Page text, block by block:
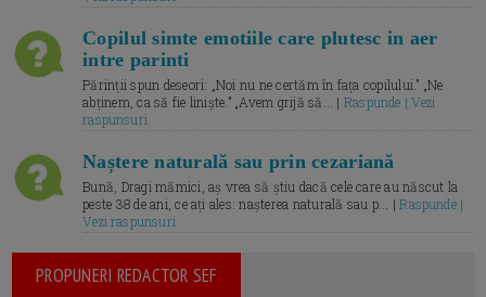
Copilul simte emotiile care plutesc in aer
intre parinti
Părinții spun deseori: „Noi nu ne certăm în fața copilului.” „Ne
abținem, ca să fie liniște.” „Avem grijă să... | Raspunde | Vezi
raspunsuri
Naștere naturală sau prin cezariană
Bună, Dragi mămici, aș vrea să știu dacă cele care au născut la
peste 38 de ani, ce ați ales: nașterea naturală sau p... |Raspunde |
Vezi raspunsuri
PROPUNERI REDACTOR SEF